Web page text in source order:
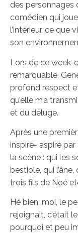
des personnages
comédien qui
l’intérieur, ce que
son
Lors de ce week-
remarquable,
profond respect
qu’elle m’a
et du déluge.
Après une
inspiré- aspiré
la scène : qui les
bestiole, qui l’âne,
trois fils de Noé
Hé bien, moi, le
rejoignait, c’était
pourquoi et peu